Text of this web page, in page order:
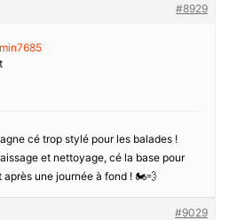
#8929
cé trop stylé pour les balades !
et nettoyage, cé la base pour
après une journée à fond ! 🏍️💨
#9029